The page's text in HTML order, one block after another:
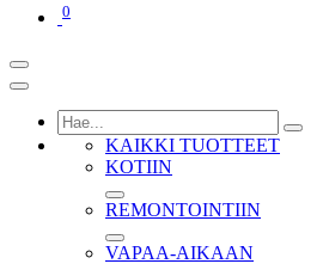
0
KAIKKI TUOTTEET
KOTIIN
REMONTOINTIIN
VAPAA-AIKAAN